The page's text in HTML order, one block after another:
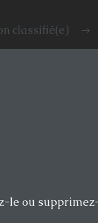
classifié(e)
le ou